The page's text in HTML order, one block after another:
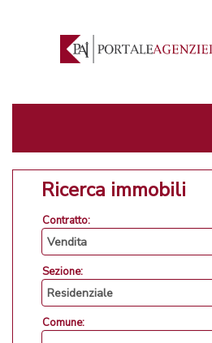
Ricerca immobili
Contratto:
Sezione:
Comune: